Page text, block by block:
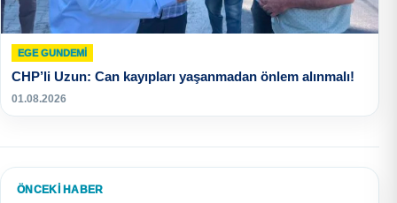
EGE GUNDEMİ
CHP’li Uzun: Can kayıpları yaşanmadan önlem alınmalı!
01.08.2026
ÖNCEKI HABER